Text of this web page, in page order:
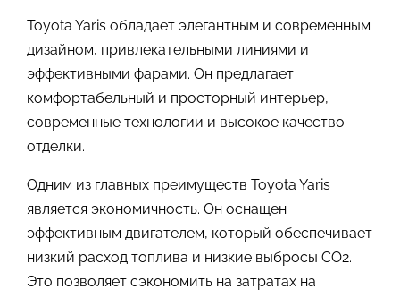
Toyota Yaris обладает элегантным и современным
дизайном, привлекательными линиями и
эффективными фарами. Он предлагает
комфортабельный и просторный интерьер,
современные технологии и высокое качество
отделки.
Одним из главных преимуществ Toyota Yaris
является экономичность. Он оснащен
эффективным двигателем, который обеспечивает
низкий расход топлива и низкие выбросы CO2.
Это позволяет сэкономить на затратах на